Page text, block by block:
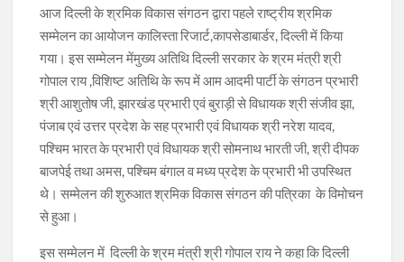
आज दिल्‍ली के श्रमिक विकास संगठन द्वारा पहले राष्‍ट्रीय श्रमिक
सम्‍मेलन का आयोजन कालिस्‍ता रिजार्ट,कापसेडाबार्डर, दिल्‍ली में किया
गया। इस सम्‍मेलन मेंमुख्‍य अतिथि दिल्‍ली सरकार के श्रम मंत्री श्री
गोपाल राय ,विशिष्‍ट अतिथि के रूप में आम आदमी पार्टी के संगठन प्रभारी
श्री आशुतोष जी, झारखंड प्रभारी एवं बुराड़ी से विधायक श्री संजीव झा,
पंजाब एवं उत्तर प्रदेश के सह प्रभारी एवं विधायक श्री नरेश यादव,
पश्चिम भारत के प्रभारी एवं विधायक श्री सोमनाथ भारती जी, श्री दीपक
बाजपेई तथा अमस, पश्चिम बंगाल व मध्‍य प्रदेश के प्रभारी भी उपस्थित
थे। सम्मेलन की शुरुआत श्रमिक विकास संगठन की पत्रिका के विमोचन
से हुआ।
इस सम्‍मेलन में दिल्‍ली के श्रम मंत्री श्री गोपाल राय ने कहा कि दिल्‍ली